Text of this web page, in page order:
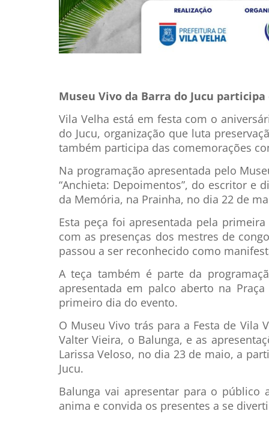
Museu Vivo da Barra do Jucu
Vila Velha está em festa com o
do Jucu, organização que luta
também participa das comemorações
Na programação apresentada pelo
“Anchieta: Depoimentos”, do escritor e
da Memória, na Prainha, no dia 22 de
Esta peça foi apresentada pela
com as presenças dos mestres de
passou a ser reconhecido como
A teça também é parte da
apresentada em palco aberto na
primeiro dia do evento.
O Museu Vivo trás para a Festa de Vila
Valter Vieira, o Balunga, e as
Larissa Veloso, no dia 23 de maio, a
Jucu.
Balunga vai apresentar para o público
anima e convida os presentes a se